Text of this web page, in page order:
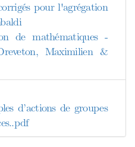
pour l'agrégation
de mathématiques -
Maximilien &
d’actions de groupes